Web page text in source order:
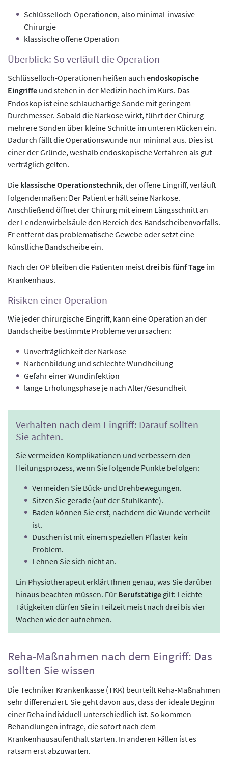
Schlüsselloch-Operationen, also minimal-invasive
Chirurgie
klassische offene Operation
Überblick: So verläuft die Operation
Schlüsselloch-Operationen heißen auch endoskopische
Eingriffe und stehen in der Medizin hoch im Kurs. Das
Endoskop ist eine schlauchartige Sonde mit geringem
Durchmesser. Sobald die Narkose wirkt, führt der Chirurg
mehrere Sonden über kleine Schnitte im unteren Rücken ein.
Dadurch fällt die Operationswunde nur minimal aus. Dies ist
einer der Gründe, weshalb endoskopische Verfahren als gut
verträglich gelten.
Die klassische Operationstechnik, der offene Eingriff, verläuft
folgendermaßen: Der Patient erhält seine Narkose.
Anschließend öffnet der Chirurg mit einem Längsschnitt an
der Lendenwirbelsäule den Bereich des Bandscheibenvorfalls.
Er entfernt das problematische Gewebe oder setzt eine
künstliche Bandscheibe ein.
Nach der OP bleiben die Patienten meistdrei bis fünf Tage im
Krankenhaus.
Risiken einer Operation
Wie jeder chirurgische Eingriff, kann eine Operation an der
Bandscheibe bestimmte Probleme verursachen:
Unverträglichkeit der Narkose
Narbenbildung und schlechte Wundheilung
Gefahr einer Wundinfektion
lange Erholungsphase je nach Alter/Gesundheit
Verhalten nach dem Eingriff: Darauf sollten
Sie achten.
Sie vermeiden Komplikationen und verbessern den
Heilungsprozess, wenn Sie folgende Punkte befolgen:
Vermeiden Sie Bück- und Drehbewegungen.
Sitzen Sie gerade (auf der Stuhlkante).
Baden können Sie erst, nachdem die Wunde verheilt
ist.
Duschen ist mit einem speziellen Pflaster kein
Problem.
Lehnen Sie sich nicht an.
Ein Physiotherapeut erklärt Ihnen genau, was Sie darüber
hinaus beachten müssen. Für Berufstätige gilt: Leichte
Tätigkeiten dürfen Sie in Teilzeit meist nach drei bis vier
Wochen wieder aufnehmen.
Reha-Maßnahmen nach dem Eingriff: Das
sollten Sie wissen
Die Techniker Krankenkasse (TKK) beurteilt Reha-Maßnahmen
sehr differenziert. Sie geht davon aus, dass der ideale Beginn
einer Reha individuell unterschiedlich ist. So kommen
Behandlungen infrage, die sofort nach dem
Krankenhausaufenthalt starten. In anderen Fällen ist es
ratsam erst abzuwarten.